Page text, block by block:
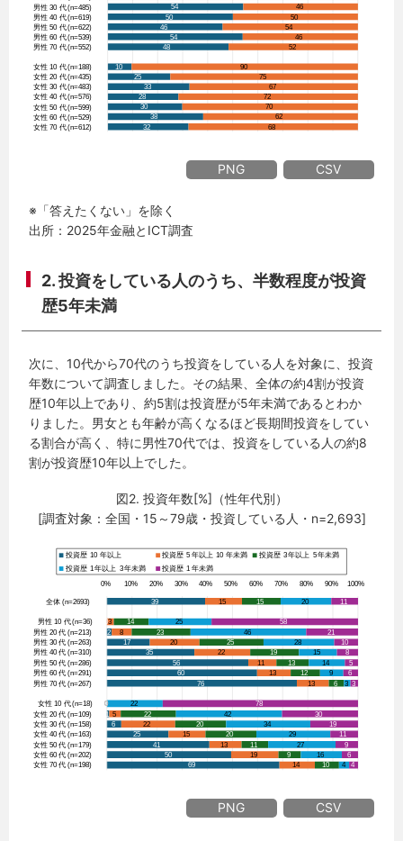
PNG CSV
※「答えたくない」を除く
出所：2025年金融とICT調査
2. 投資をしている人のうち、半数程度が投資
歴5年未満
次に、10代から70代のうち投資をしている人を対象に、投資
年数について調査しました。その結果、全体の約4割が投資
歴10年以上であり、約5割は投資歴が5年未満であるとわか
りました。男女とも年齢が高くなるほど長期間投資をしてい
る割合が高く、特に男性70代では、投資をしている人の約8
割が投資歴10年以上でした。
図2. 投資年数[%]（性年代別）
[調査対象：全国・15～79歳・投資している人・n=2,693]
PNG CSV